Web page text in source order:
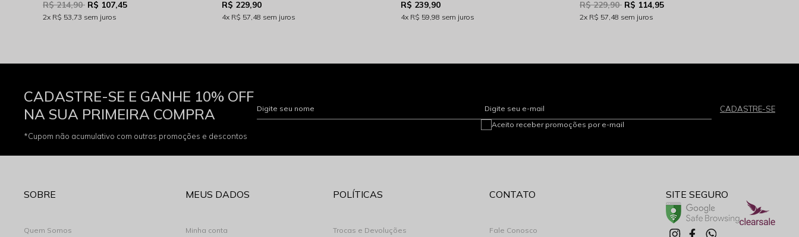
R$ 214,90 R$ 107,45
2x R$ 53,73 sem juros
R$ 229,90
4x R$ 57,48 sem juros
R$ 239,90
4x R$ 59,98 sem juros
R$ 229,90 R$ 114,95
2x R$ 57,48 sem juros
CADASTRE-SE E GANHE 10% OFF
NA SUA PRIMEIRA COMPRA
*Cupom não acumulativo com outras promoções e descontos
Digite seu nome Digite seu e-mail CADASTRE-SE
Aceito receber promoções por e-mail
SOBRE
Quem Somos
MEUS DADOS
Minha conta
POLÍTICAS
Trocas e Devoluções
CONTATO
Fale Conosco
SITE SEGURO